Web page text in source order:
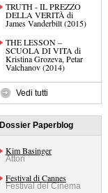
TRUTH - IL PREZZO
DELLA VERITÀ di
James Vanderbilt (2015)
THE LESSON –
SCUOLA DI VITA di
Kristina Grozeva, Petar
Valchanov (2014)
Vedi tutti
Dossier Paperblog
Kim Basinger
Attori
Festival di Cannes
Festival del Cinema